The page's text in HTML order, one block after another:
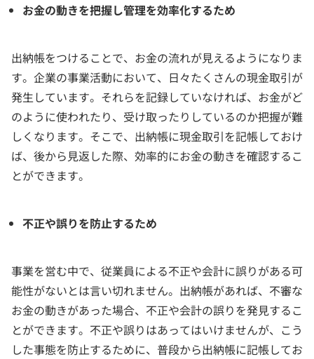
お金の動きを把握し管理を効率化するため
出納帳をつけることで、お金の流れが見えるようになりま
す。企業の事業活動において、日々たくさんの現金取引が
発生しています。それらを記録していなければ、お金がど
のように使われたり、受け取ったりしているのか把握が難
しくなります。そこで、出納帳に現金取引を記帳しておけ
ば、後から見返した際、効率的にお金の動きを確認するこ
とができます。
不正や誤りを防止するため
事業を営む中で、従業員による不正や会計に誤りがある可
能性がないとは言い切れません。出納帳があれば、不審な
お金の動きがあった場合、不正や会計の誤りを発見するこ
とができます。不正や誤りはあってはいけませんが、こう
した事態を防止するために、普段から出納帳に記帳してお